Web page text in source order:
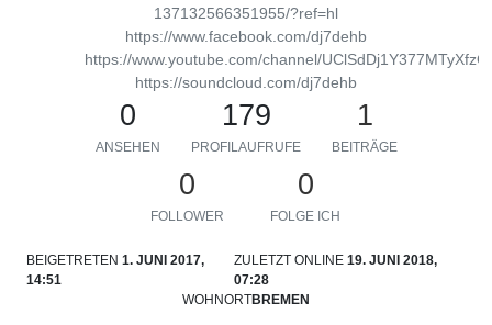
137132566351955/?ref=hl
https://www.facebook.com/dj7dehb
https://www.youtube.com/channel/
https://soundcloud.com/dj7dehb
0
ANSEHEN
179
PROFILAUFRUFE
1
BEITRÄGE
0
FOLLOWER
0
FOLGE ICH
BEIGETRETEN 1. JUNI 2017,
14:51
ZULETZT ONLINE 19. JUNI 2018,
07:28
WOHNORTBREMEN